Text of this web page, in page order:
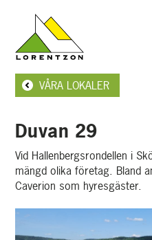
huvudinnehållet
VÅRA LOKALER
Duvan 29
Vid Hallenbergsrondellen i
mängd olika företag. Bland
Caverion som hyresgäster.